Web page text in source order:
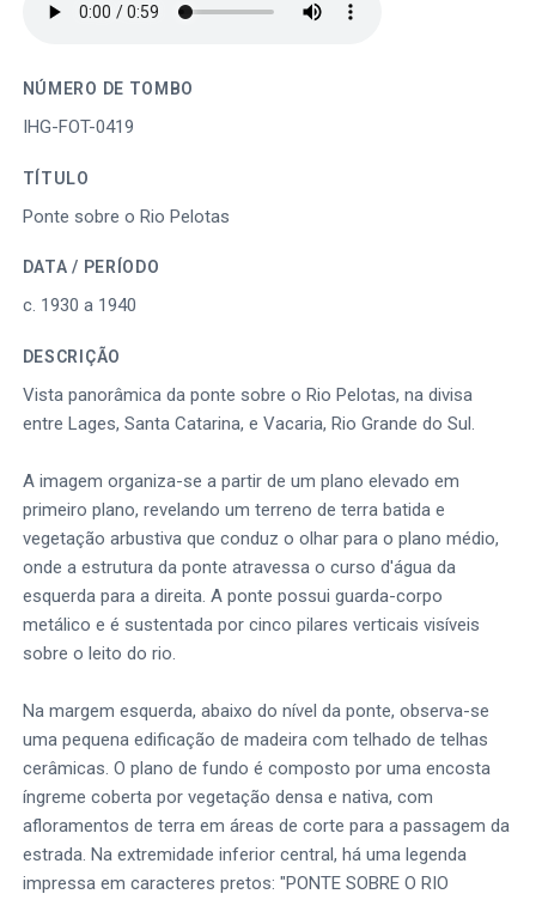
NÚMERO DE TOMBO
IHG-FOT-0419
TÍTULO
Ponte sobre o Rio Pelotas
DATA / PERÍODO
c. 1930 a 1940
DESCRIÇÃO
Vista panorâmica da ponte sobre o Rio Pelotas, na divisa
entre Lages, Santa Catarina, e Vacaria, Rio Grande do Sul.
A imagem organiza-se a partir de um plano elevado em
primeiro plano, revelando um terreno de terra batida e
vegetação arbustiva que conduz o olhar para o plano médio,
onde a estrutura da ponte atravessa o curso d'água da
esquerda para a direita. A ponte possui guarda-corpo
metálico e é sustentada por cinco pilares verticais visíveis
sobre o leito do rio.
Na margem esquerda, abaixo do nível da ponte, observa-se
uma pequena edificação de madeira com telhado de telhas
cerâmicas. O plano de fundo é composto por uma encosta
íngreme coberta por vegetação densa e nativa, com
afloramentos de terra em áreas de corte para a passagem da
estrada. Na extremidade inferior central, há uma legenda
impressa em caracteres pretos: "PONTE SOBRE O RIO